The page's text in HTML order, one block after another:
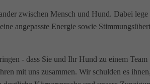
zwischen Mensch und Hund. Dabei
angepasste Energie sowie
- dass Sie und Ihr Hund zu einem Team
mit uns zusammen. Wir schulden es